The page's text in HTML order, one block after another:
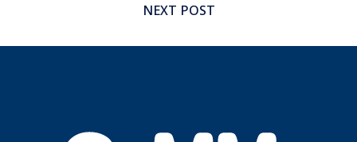
NEXT POST